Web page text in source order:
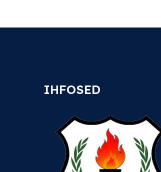
IHFOSED